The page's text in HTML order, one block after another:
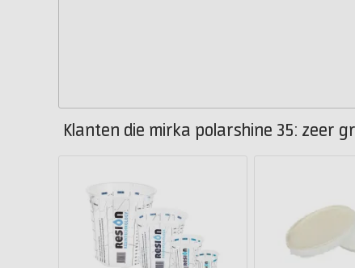
Klanten die mirka polarshine 35: zeer